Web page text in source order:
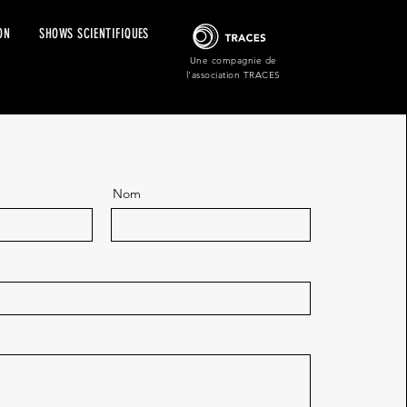
SHOWS SCIENTIFIQUES
Une compagnie de
l'association TRACES
Nom